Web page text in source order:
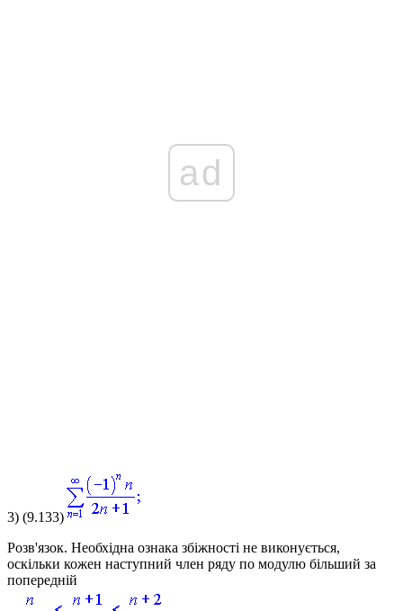
ad
3) (9.133)
Розв'язок. Необхідна ознака збіжності не виконується,
оскільки кожен наступний член ряду по модулю більший за
попередній